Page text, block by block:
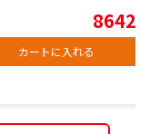
8642
カートに入れる